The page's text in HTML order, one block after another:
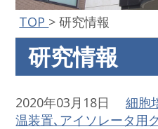
TOP >研究情報
研究情報
2020年03月18日細胞
温装置､アイソレータ用